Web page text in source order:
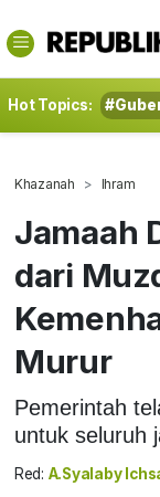
Hot Topics:
Khazanah Ihram
Jamaah
dari
Murur
Pemerintah
untuk seluruh
Red: A.Syalaby